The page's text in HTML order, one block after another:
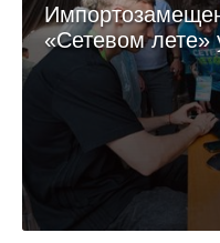
«Сетевом лете»